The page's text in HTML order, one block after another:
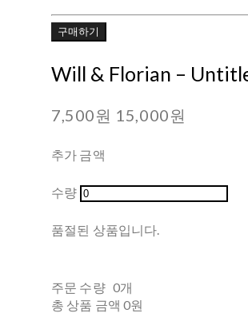
구매하기
Will & Florian ‎–
7,500원 15,000원
추가 금액
수량
품절된 상품입니다.
주문 수량 0개
총 상품 금액 0원